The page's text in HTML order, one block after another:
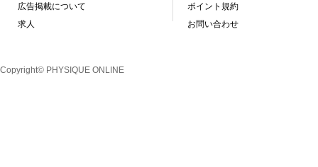
広告掲載について
求人
ポイント規約
お問い合わせ
Copyright© PHYSIQUE ONLINE